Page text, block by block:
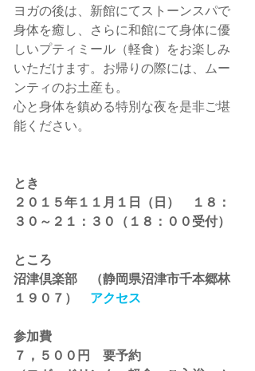
ヨガの後は、新館にてストーンスパで
身体を癒し、さらに和館にて身体に優
しいプティミール（軽食）をお楽しみ
いただけます。お帰りの際には、ムー
ンティのお土産も。
心と身体を鎮める特別な夜を是非ご堪
能ください。
とき
２０１５年１１月１日（日）　１８：
３０～２１：３０（１８：００受付）
ところ
沼津倶楽部　（静岡県沼津市千本郷林
１９０７） アクセス
参加費
７，５００円　要予約